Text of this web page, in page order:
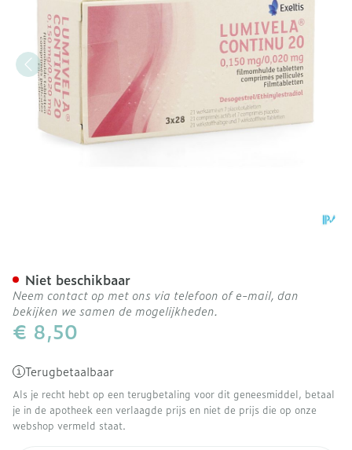
€ 8,50
Terugbetaalbaar
Als je recht hebt op een terugbetaling voor dit geneesmiddel, betaal
je in de apotheek een verlaagde prijs en niet de prijs die op onze
webshop vermeld staat.
Niet beschikbaar
Neem contact op met ons via telefoon of e-mail, dan
bekijken we samen de mogelijkheden.